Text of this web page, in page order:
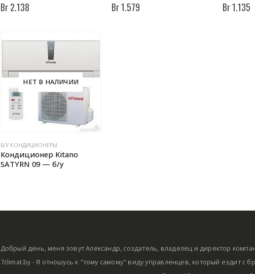
Br2.138 Br1.579 Br1.135
НЕТ В НАЛИЧИИ
Б/У КОНДИЦИОНЕРЫ
Кондиционер Kitano
SATYRN 09 — б/у
Добрый день, меня зовут Александр, создатель, владелец и директор
7climat.by - Я отношусь к "тому самому" виду управленцев, который ездит с